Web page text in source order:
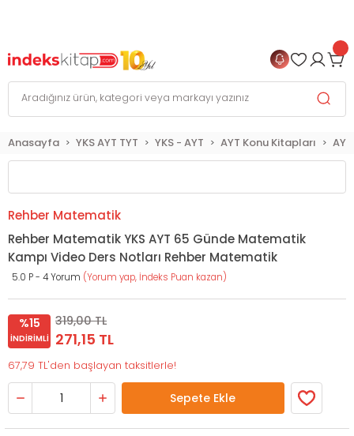
Anasayfa YKS AYT TYT YKS - AYT AYT Konu Kitapları
Rehber Matematik
Rehber Matematik YKS AYT 65 Günde Matematik
Kampı Video Ders Notları Rehber Matematik
5.0 P - 4 Yorum (Yorum yap, İndeks Puan kazan)
%15
İNDIRIMLI
319,00 TL
271,15 TL
67,79 TL'den başlayan taksitlerle!
Sepete Ekle